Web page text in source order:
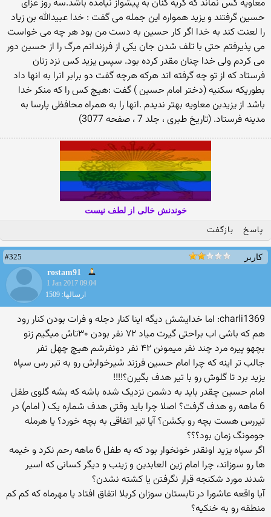
معاویه کس نماند که گریه کنان به پیشواز نیامده باشد.سه روز عزای
حسین گرفتند و یزید همواره این جمله می گفت : خدا عبیدالله بن زیاد
را لعنت کند به خدا اگر کار حسین به دست من بود هر چه می خواست
می پذیرفتم حتی با تلف شدن جان یکی از فرزندانم مرگ را از حسین دور
می کردم ولی خدا چنان مقدر کرده بود. سپس یزید کس نزد زنان
فرستاد که از تو چه گرفته اند هرکه هرچه گفت دو برابر انرا به انها داد
بطوریکه سکنیه (دختر امام حسین ) گفت :هیچ کس را که منکر خدا
باشد از یزیدبن معاویه بهتر ندیدم .انها را به همراه محافظی پارسا به
مدینه فرستاد. (تاریخ طبری ، جلد 7 ، صفحه 3077)
خوندنش خالی از لطف نیست
پاسخ بازگفت
کاربر
#325
rostam91
1 Jan 2017 09:04
ارسالها: 1509
charli1369: اما خدایشش دیگه اینا کنار دجله و فرات بودن کنار رود
هم که باشی اب براحتی گیرت میاد ۷۲ نفر بودن ۳۰تاش میگیم زنو
بچهو پیره مرد چند نفر میمونن ۴۲ نفر دونفرشم هیچ چهل نفر
جالب تر اینه که چرا امام حسین فرزند شیرخوارش رو به تیر رس سپاه
یزید برد تا گلوش رو با تیر هدف بگیرن؟!!!!
امام حسین چقدر باید به دشمن نزدیک شده باشه که بشه گلوی طفل
6 ماهه رو هدف گرفت؟ اصلا چرا باید وقتی هدف شماره یک ( امام) در
تیررس هست بچه رو بکشن؟ آیا تیر اتفاقی به بچه خورد؟ یا هرمله
جومونگ زمان بود؟؟؟
اگر سپاه یزید اونقدر خونخوار بود که به طفل 6 ماهه رحم نکرد و خیمه
ها رو سوزاند، چرا امام زین العابدین و زینب و دیگر کسانی که اسیر
شدند مورد شکنجه قرار نگرفتن یا کشته نشدن؟
آیا واقعه عاشورا در تابستان سوزان کربلا اتفاق افتاد یا مهرماه که کم کم
منطقه رو به خنکیه؟